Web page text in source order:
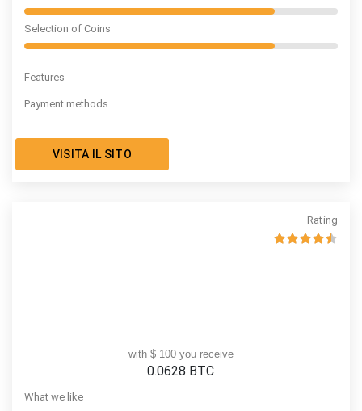
Selection of Coins
Features
Payment methods
VISITA IL SITO
Rating
with $ 100 you receive
0.0628 BTC
What we like